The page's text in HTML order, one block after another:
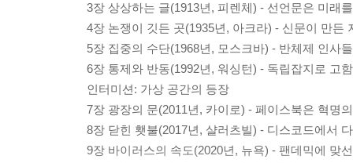
3장 상상하는 글(1913년, 피렌체) - 선언문은 미래
4장 논쟁이 깃든 곳(1935년, 아크라) - 신문이 만든
5장 집중의 수단(1968년, 모스크바) - 반체제 인사
6장 통제와 반동(1992년, 워싱턴) - 독립잡지로 고
인터미션: 가상 공간의 등장
7장 광장의 문(2011년, 카이로) - 페이스북은 혁명
8장 닫힌 횃불(2017년, 샬러츠빌) - 디스코드에서
9장 바이러스의 속도(2020년, 뉴욕) - 팬데믹에 맞